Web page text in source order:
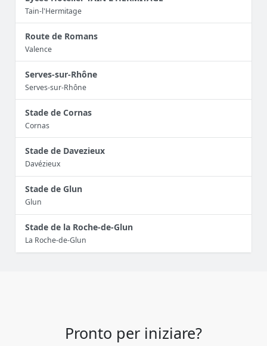
Tain-l'Hermitage
Route de Romans
Valence
Serves-sur-Rhône
Serves-sur-Rhône
Stade de Cornas
Cornas
Stade de Davezieux
Davézieux
Stade de Glun
Glun
Stade de la Roche-de-Glun
La Roche-de-Glun
Pronto per iniziare?